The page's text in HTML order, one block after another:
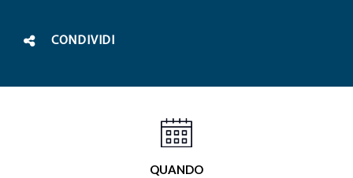
CONDIVIDI
QUANDO